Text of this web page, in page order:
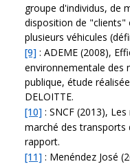
groupe d'individus, de
disposition de "clients"
plusieurs véhicules
[9] : ADEME (2008),
environnementale des
publique, étude
DELOITTE.
[10] : SNCF (2013),
marché des transports
rapport.
[11] : Menéndez José